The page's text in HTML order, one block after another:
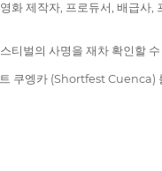
제작자, 프로듀서, 배급사
티벌의 사명을 재차 확인할
쿠엥카 (Shortfest Cuenca)